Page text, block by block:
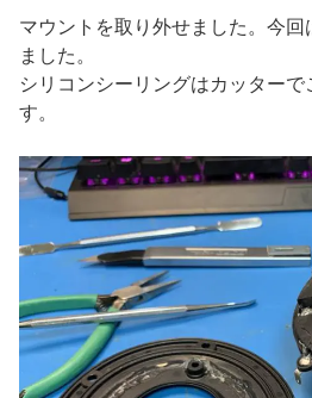
マウントを取り外せました。今
ました。
シリコンシーリングはカッターで
す。